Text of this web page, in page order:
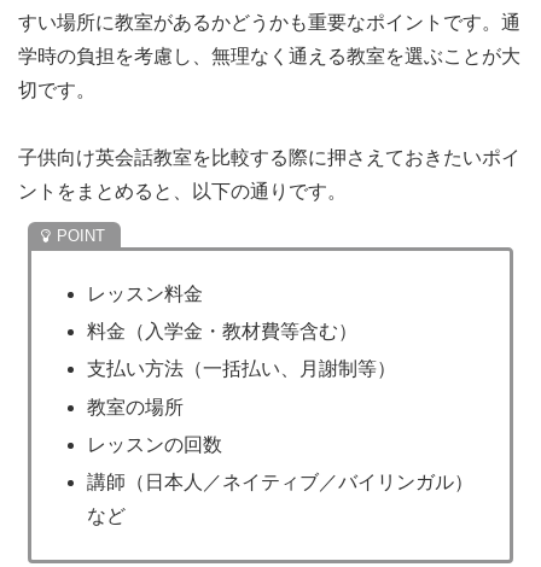
すい場所に教室があるかどうかも重要なポイントです。通
学時の負担を考慮し、無理なく通える教室を選ぶことが大
切です。
子供向け英会話教室を比較する際に押さえておきたいポイ
ントをまとめると、以下の通りです。
レッスン料金
料金（入学金・教材費等含む）
支払い方法（一括払い、月謝制等）
教室の場所
レッスンの回数
講師（日本人／ネイティブ／バイリンガル）
など